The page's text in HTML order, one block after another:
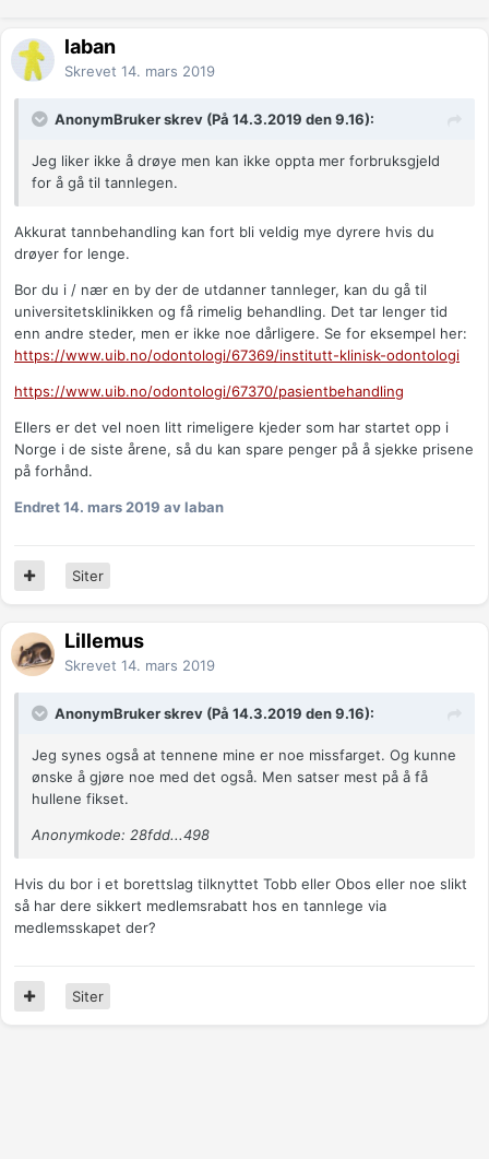
laban
Skrevet 14. mars 2019
AnonymBruker skrev (På 14.3.2019 den 9.16):
Jeg liker ikke å drøye men kan ikke oppta mer forbruksgjeld
for å gå til tannlegen.
Akkurat tannbehandling kan fort bli veldig mye dyrere hvis du
drøyer for lenge.
Bor du i / nær en by der de utdanner tannleger, kan du gå til
universitetsklinikken og få rimelig behandling. Det tar lenger tid
enn andre steder, men er ikke noe dårligere. Se for eksempel her:
https://www.uib.no/odontologi/67369/institutt-klinisk-odontologi
https://www.uib.no/odontologi/67370/pasientbehandling
Ellers er det vel noen litt rimeligere kjeder som har startet opp i
Norge i de siste årene, så du kan spare penger på å sjekke prisene
på forhånd.
Endret14. mars 2019 av laban
Siter
Lillemus
Skrevet 14. mars 2019
AnonymBruker skrev (På 14.3.2019 den 9.16):
Jeg synes også at tennene mine er noe missfarget. Og kunne
ønske å gjøre noe med det også. Men satser mest på å få
hullene fikset.
Anonymkode: 28fdd...498
Hvis du bor i et borettslag tilknyttet Tobb eller Obos eller noe slikt
så har dere sikkert medlemsrabatt hos en tannlege via
medlemsskapet der?
Siter